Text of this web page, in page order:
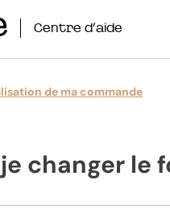
Centre d’aide
de ma commande
changer le